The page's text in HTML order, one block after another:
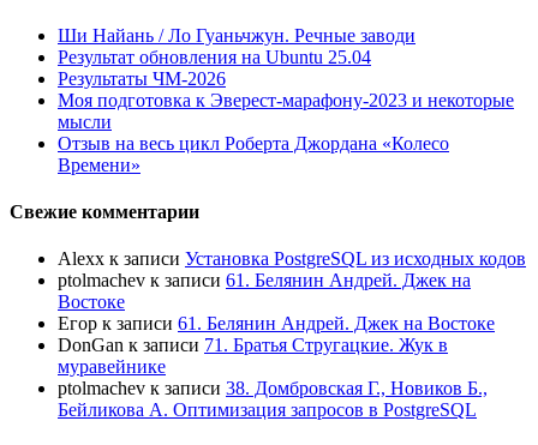
Ши Найань / Ло Гуаньчжун. Речные заводи
Результат обновления на Ubuntu 25.04
Результаты ЧМ-2026
Моя подготовка к Эверест-марафону-2023 и некоторые
мысли
Отзыв на весь цикл Роберта Джордана «Колесо
Времени»
Свежие комментарии
Alexx к записи Установка PostgreSQL из исходных кодов
ptolmachev к записи 61. Белянин Андрей. Джек на
Востоке
Егор к записи 61. Белянин Андрей. Джек на Востоке
DonGan к записи 71. Братья Стругацкие. Жук в
муравейнике
ptolmachev к записи 38. Домбровская Г., Новиков Б.,
Бейликова А. Оптимизация запросов в PostgreSQL